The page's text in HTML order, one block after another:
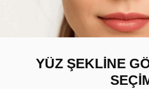
YÜZ ŞEKLİNE